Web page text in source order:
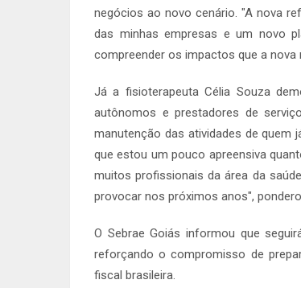
negócios ao novo cenário. "A nova
das minhas empresas e um novo
compreender os impactos que a
Já a fisioterapeuta Célia Souza
autônomos e prestadores de
manutenção das atividades de
que estou um pouco apreensiva
muitos profissionais da área da
provocar nos próximos anos",
O Sebrae Goiás informou que
reforçando o compromisso de
fiscal brasileira.